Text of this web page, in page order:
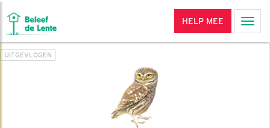
HELP MEE
UITGEVLOGEN